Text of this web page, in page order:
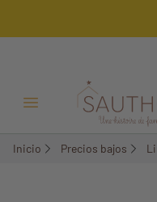
Menú Abrir/Cerrar
Inicio Precios bajos